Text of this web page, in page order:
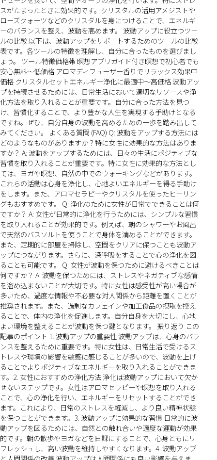
スがたまったときに効果的です。クリスタルの活用アメジストや
ローズクォーツなどのクリスタルを身につけることで、エネルギ
ーのバランスを整え、波動を高めます。 波動アップに役立つツー
ルの比較 以下は、波動アップをサポートするためのツールの比較
表です。各ツールの特徴を理解し、自分に合ったものを選びまし
ょう。 ツール特徴価格帯 瞑想アプリガイド付き瞑想で初心者でも
安心無料〜低価格 アロマディフューザー香りでリラックス効果中
価格 クリスタルセットエネルギー浄化に最適中〜高価格 波動アッ
プを持続させるためには、日常生活において適切なリソースや浄
化方法を取り入れることが重要です。自分に合った方法を見つ
け、習慣化することで、より豊かな人生を実現する手助けとなる
ですね。ぜひ、自分自身の波動を高めるための一歩を踏み出して
みてください。 よくある質問 (FAQ) Q: 波動をアップする方法には
どのようなものがありますか？特に女性に効果的な方法はありま
すか？ A: 波動をアップするためには、日々の生活にポジティブな
習慣を取り入れることが重要です。特に女性に効果的な方法とし
ては、ヨガや瞑想、自然の中でのウォーキングなどがあります。
これらの活動は心身を浄化し、心地よいエネルギーを得る手助け
をします。また、アロマセラピーやクリスタルを使ったヒーリン
グもおすすめです。 Q: 浄化のために女性が日常でできることは何
ですか？ A: 女性が日常的に浄化を行うためには、シンプルな習慣
を取り入れることが効果的です。例えば、朝のシャワーやお風呂
で天然のバスソルトを使うことで身体を清めることができます。
また、定期的に部屋を掃除し、空間をクリアに保つことも波動ア
ップにつながります。さらに、深呼吸をすることで心の浄化を図
ることも可能です。 Q: 女性が波動を保つために避けるべきことは
何ですか？ A: 波動を保つためには、ストレスやネガティブな感情
を溜め込まないことが大切です。特に女性は感受性が高い場合が
多いため、過度な情報や不必要な対人関係から距離を置くことが
推奨されます。また、過剰なカフェインや加工食品の摂取を控え
ることで、体内の浄化を促進します。自分自身を大切にし、心地
よい環境を整えることが波動を保つ鍵となります。 振り返り この
記事のポイント 1. 波動アップの重要性 波動アップは、心身のバラ
ンスを整えるために重要です。特に女性は、日常生活で受けるス
トレスや環境の影響を敏感に感じることが多いので、波動を上げ
ることでよりポジティブなエネルギーを取り入れることができま
す。2. 女性におすすめの浄化方法 浄化は波動アップにおいて欠か
せないステップです。女性はアロマセラピーや瞑想を取り入れる
ことで、心の浄化を行い、エネルギーをリセットすることができ
ます。これにより、日常のストレスを軽減し、より良い精神状態
を保つことができます。3. 波動アップに効果的な習慣 日常的に波
動アップを図るためには、自然との触れ合いや適度な運動が効果
的です。朝の散歩やヨガなどを日課にすることで、心身ともにリ
フレッシュし、高い波動を維持しやすくなります。4. 波動アップ